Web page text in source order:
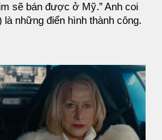
sẽ bán được ở Mỹ.” Anh coi
là những điển hình thành công.